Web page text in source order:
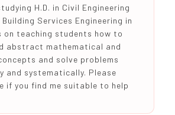
H.D. in Civil Engineering
Building Services Engineering in
on teaching students how to
abstract mathematical and
and solve problems
and systematically. Please
if you find me suitable to help